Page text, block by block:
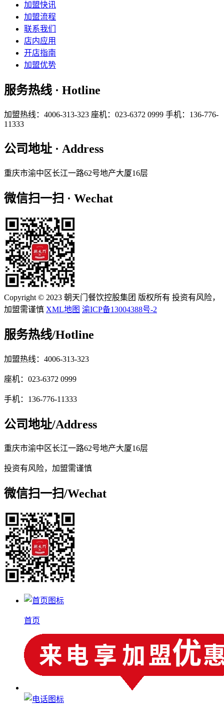
加盟快讯
加盟流程
联系我们
店内应用
开店指南
加盟优势
服务热线 · Hotline
加盟热线：4006-313-323 座机：023-6372 0999 手机：136-776-
11333
公司地址 · Address
重庆市渝中区长江一路62号地产大厦16层
微信扫一扫 · Wechat
Copyright © 2023 朝天门餐饮控股集团 版权所有 投资有风险，
加盟需谨慎 XML地图 渝ICP备13004388号-2
服务热线/Hotline
加盟热线：4006-313-323
座机：023-6372 0999
手机：136-776-11333
公司地址/Address
重庆市渝中区长江一路62号地产大厦16层
投资有风险，加盟需谨慎
微信扫一扫/Wechat
首页